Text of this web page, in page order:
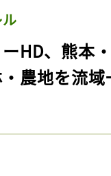
ーHD、熊本
農地を流